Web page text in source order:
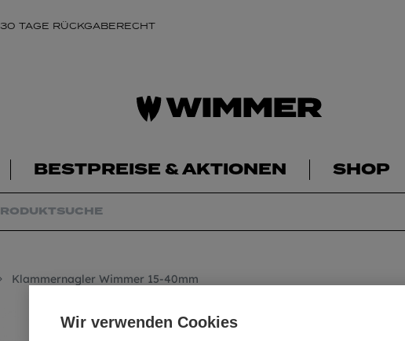
30 TAGE RÜCKGABERECHT
BESTPREISE & AKTIONEN SHOP
Klammernagler Wimmer 15-40mm
Klammernagler
Wir verwenden Cookies